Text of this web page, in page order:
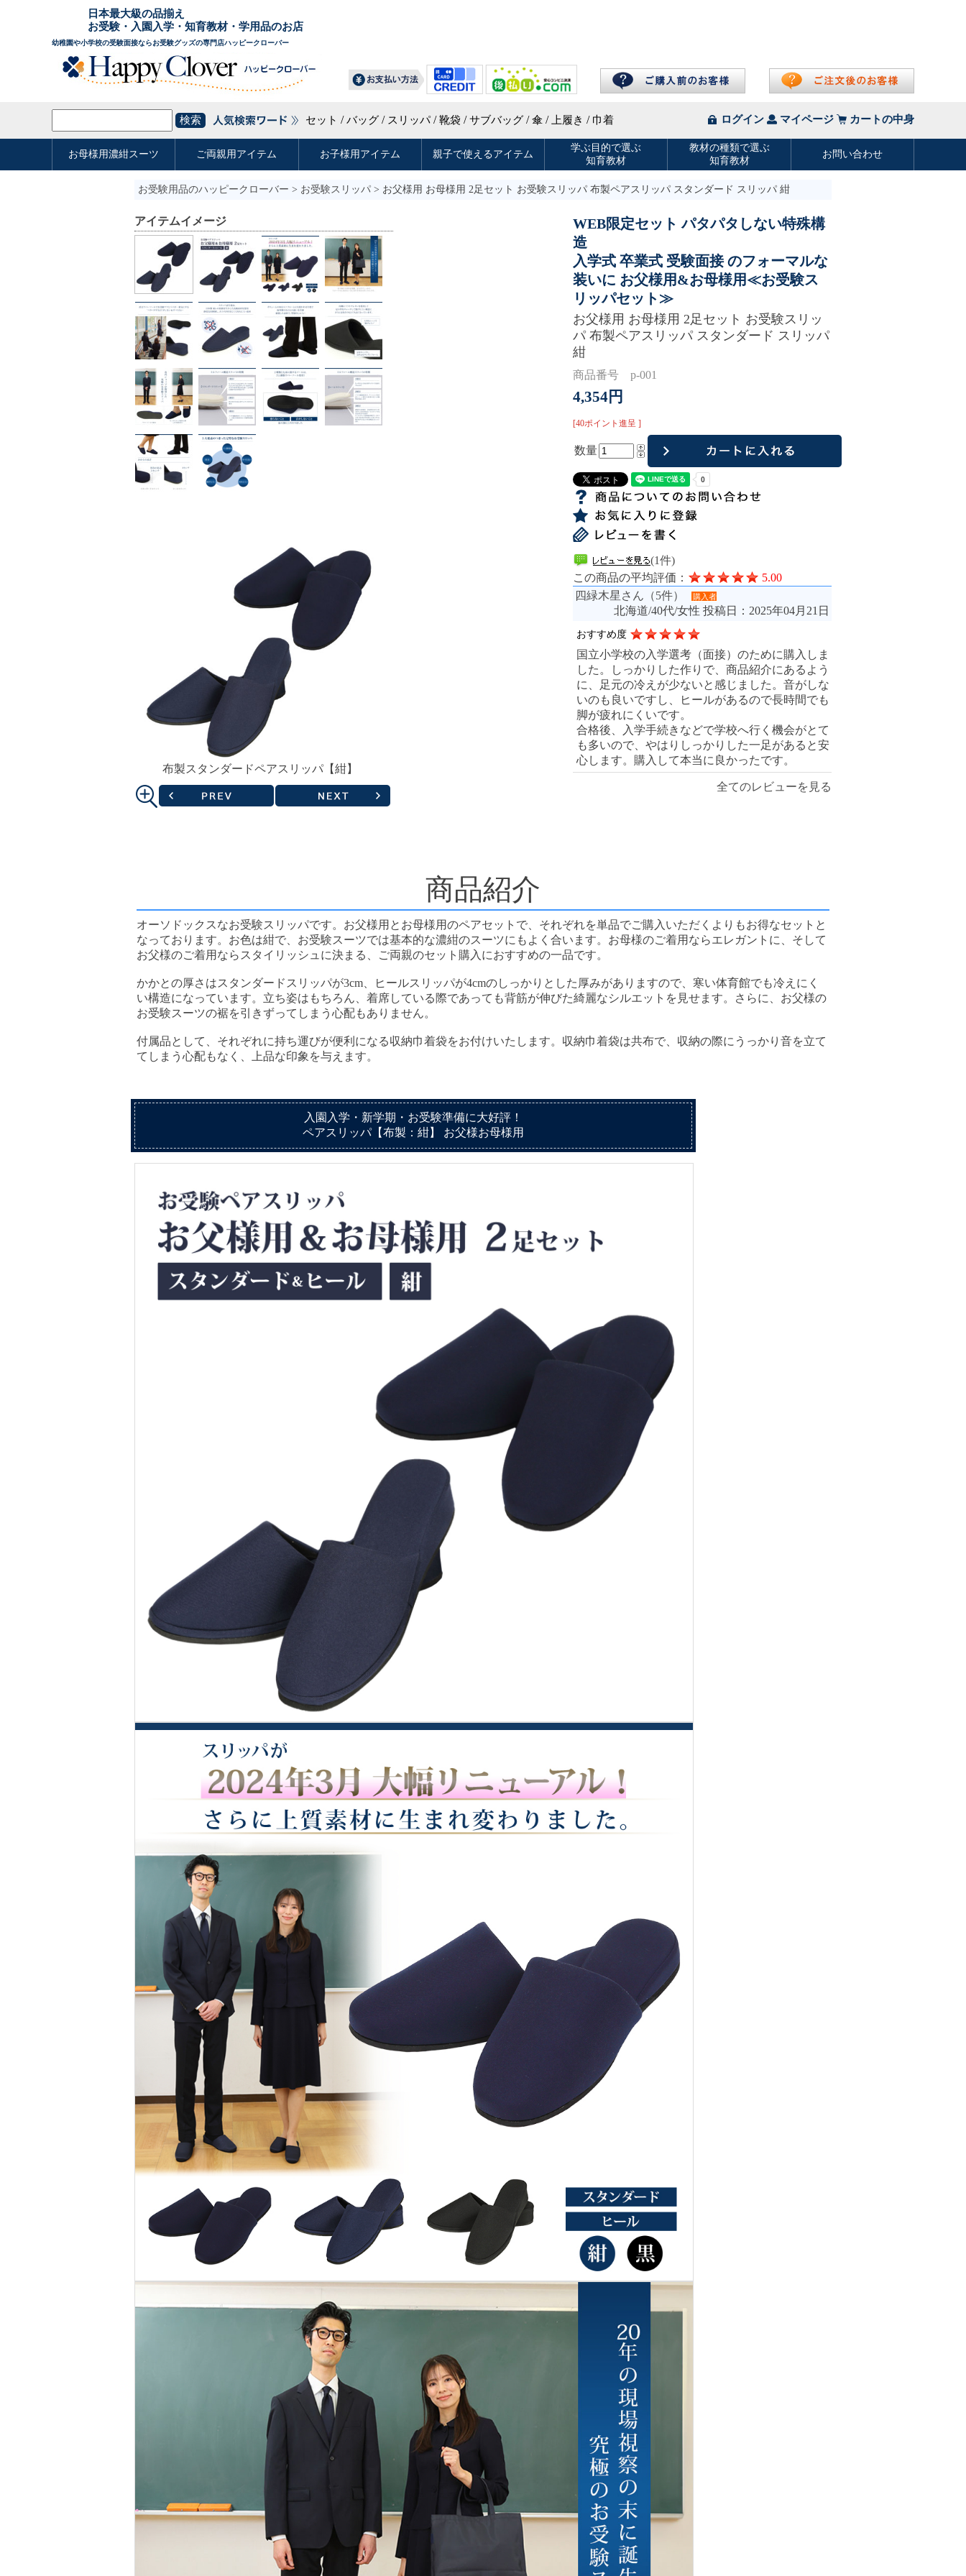
お受験用品のハッピークローバー > お受験スリッパ > お父様用 お母様用 2足セット お受験スリッパ 布製ペアスリッパ スタンダード スリッパ 紺
WEB限定セット パタパタしない特殊構
造
入学式 卒業式 受験面接 のフォーマルな
装いに お父様用&お母様用≪お受験ス
リッパセット≫
お父様用 お母様用 2足セット お受験スリッ
パ 布製ペアスリッパ スタンダード スリッパ
紺
商品番号 p-001
4,354円
[40ポイント進呈 ]
数量
(1件)
この商品の平均評価：
5.00
四緑木星さん（5件）
購入者
北海道/40代/女性 投稿日：2025年04月21日
おすすめ度
国立小学校の入学選考（面接）のために購入しま
した。しっかりした作りで、商品紹介にあるよう
に、足元の冷えが少ないと感じました。音がしな
いのも良いですし、ヒールがあるので長時間でも
脚が疲れにくいです。
合格後、入学手続きなどで学校へ行く機会がとて
も多いので、やはりしっかりした一足があると安
心します。購入して本当に良かったです。
全てのレビューを見る
アイテムイメージ
布製スタンダードペアスリッパ【紺】
商品紹介
オーソドックスなお受験スリッパです。お父様用とお母様用のペアセットで、それぞれを単品でご購入いただくよりもお得なセットと
なっております。お色は紺で、お受験スーツでは基本的な濃紺のスーツにもよく合います。お母様のご着用ならエレガントに、そして
お父様のご着用ならスタイリッシュに決まる、ご両親のセット購入におすすめの一品です。
かかとの厚さはスタンダードスリッパが3cm、ヒールスリッパが4cmのしっかりとした厚みがありますので、寒い体育館でも冷えにく
い構造になっています。立ち姿はもちろん、着席している際であっても背筋が伸びた綺麗なシルエットを見せます。さらに、お父様の
お受験スーツの裾を引きずってしまう心配もありません。
付属品として、それぞれに持ち運びが便利になる収納巾着袋をお付けいたします。収納巾着袋は共布で、収納の際にうっかり音を立て
てしまう心配もなく、上品な印象を与えます。
入園入学・新学期・お受験準備に大好評！
ペアスリッパ【布製：紺】 お父様お母様用